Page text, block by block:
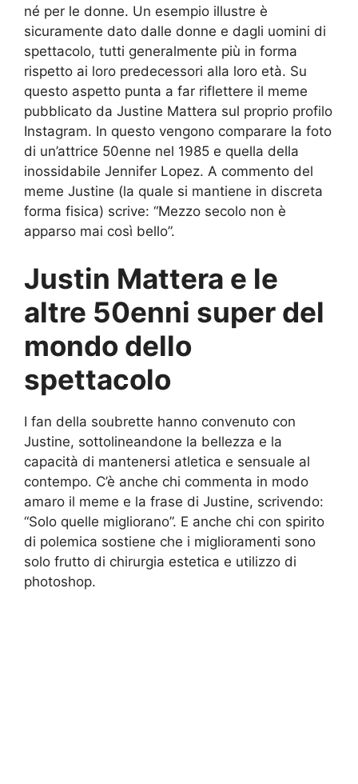
né per le donne. Un esempio illustre è
sicuramente dato dalle donne e dagli uomini di
spettacolo, tutti generalmente più in forma
rispetto ai loro predecessori alla loro età. Su
questo aspetto punta a far riflettere il meme
pubblicato da Justine Mattera sul proprio profilo
Instagram. In questo vengono comparare la foto
di un’attrice 50enne nel 1985 e quella della
inossidabile Jennifer Lopez. A commento del
meme Justine (la quale si mantiene in discreta
forma fisica) scrive: “Mezzo secolo non è
apparso mai così bello”.
Justin Mattera e le
altre 50enni super del
mondo dello
spettacolo
I fan della soubrette hanno convenuto con
Justine, sottolineandone la bellezza e la
capacità di mantenersi atletica e sensuale al
contempo. C’è anche chi commenta in modo
amaro il meme e la frase di Justine, scrivendo:
“Solo quelle migliorano”. E anche chi con spirito
di polemica sostiene che i miglioramenti sono
solo frutto di chirurgia estetica e utilizzo di
photoshop.